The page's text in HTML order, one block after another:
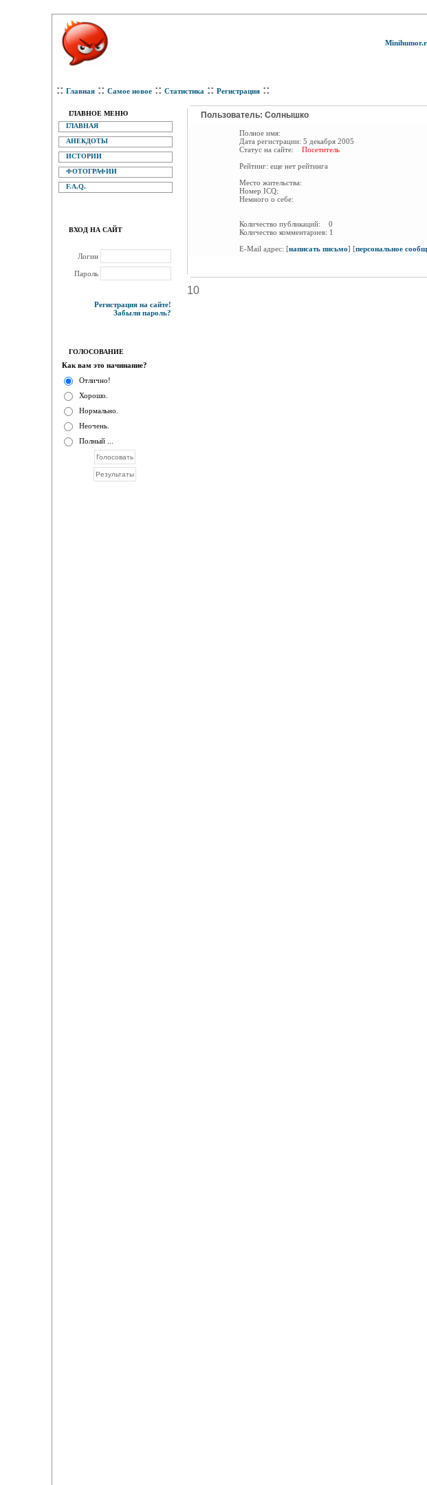
:: Главная :: Самое новое :: Статистика :: Регистрация ::
ГЛАВНОЕ МЕНЮ
ГЛАВНАЯ
АНЕКДОТЫ
ИСТОРИИ
ФОТОГРАФИИ
F.A.Q.
ВХОД НА САЙТ
Логин
Пароль
Регистрация на сайте!
Забыли пароль?
ГОЛОСОВАНИЕ
Как вам это начинание?
Отлично!
Хорошо.
Нормально.
Неочень.
Полный ...
Пользователь: Солнышко
Полное имя:
Дата регистрации: 5 декабря 2005
Статус на сайте: Посетитель
Рейтинг: еще нет рейтинга
Место жительства:
Номер ICQ:
Немного о себе:
Количество публикаций: 0
Количество комментариев: 1
E-Mail адрес: [написать письмо] [персональное
10